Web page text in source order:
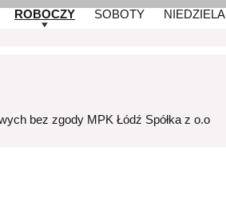
ROBOCZY
SOBOTY
NIEDZIELA
bez zgody MPK Łódź Spółka z o.o